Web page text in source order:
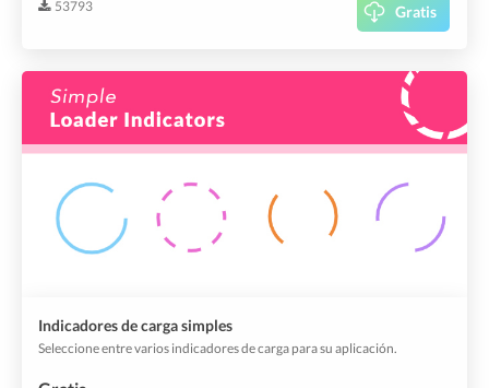
53793 Gratis
Indicadores de carga simples
Seleccione entre varios indicadores de carga para su aplicación.